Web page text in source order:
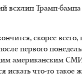
всхлип Трамп-бампа
скорее
первого
американским
искать что-то такое